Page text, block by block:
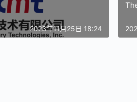
2023年11月25日 18:24